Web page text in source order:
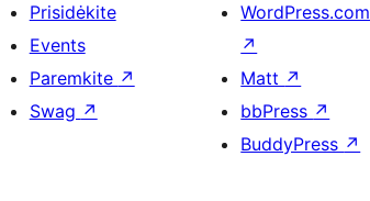
Prisidėkite
Events
Paremkite ↗
Swag ↗
WordPress.com
↗
Matt ↗
bbPress ↗
BuddyPress ↗